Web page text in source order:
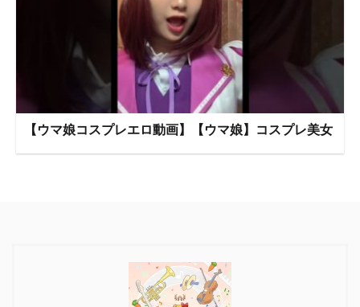
【ウマ娘コスプレエロ動画】【ウマ娘】コスプレ美女